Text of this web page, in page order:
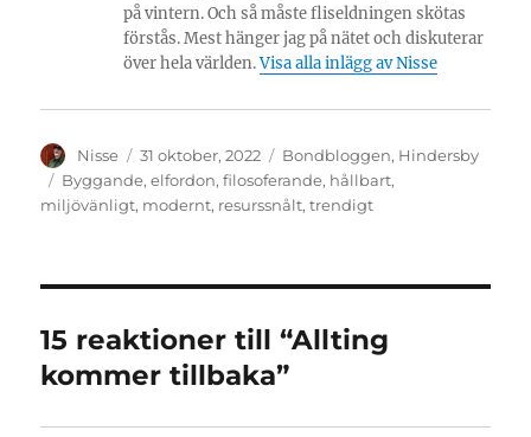
på vintern. Och så måste fliseldningen skötas
förstås. Mest hänger jag på nätet och diskuterar
över hela världen.Visa alla inlägg av Nisse
Författare
Nisse
Publicerat
den
31 oktober, 2022 Kategorier
Bondbloggen, Hindersby
Etiketter
Byggande,elfordon,filosoferande, hållbart,
miljövänligt, modernt, resurssnålt,trendigt
15 reaktioner till “Allting
kommer tillbaka”